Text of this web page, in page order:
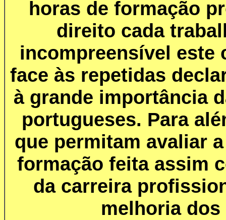
horas de formação
direito cada
incompreensível este
face às repetidas
à grande importância
portugueses. Para
que permitam avaliar
formação feita assim
da carreira
melhoria